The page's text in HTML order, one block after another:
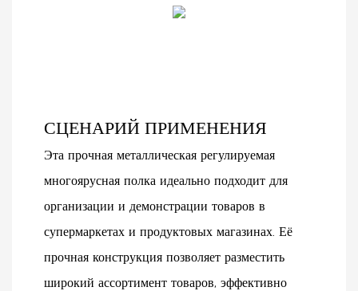
СЦЕНАРИЙ ПРИМЕНЕНИЯ
Эта прочная металлическая регулируемая
многоярусная полка идеально подходит для
организации и демонстрации товаров в
супермаркетах и ​​продуктовых магазинах. Её
прочная конструкция позволяет разместить
широкий ассортимент товаров, эффективно